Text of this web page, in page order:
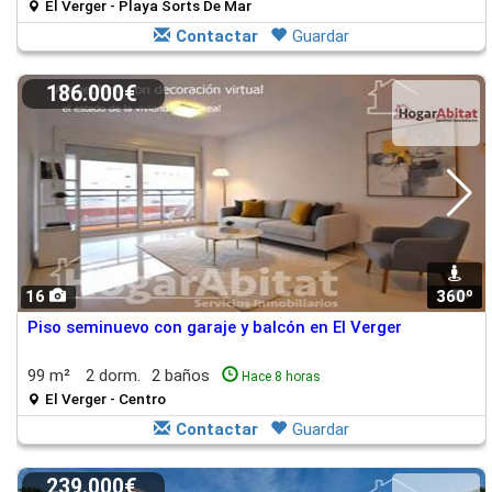
El Verger - Playa Sorts De Mar
Contactar Guardar
16 1
360º
186.000€
Piso seminuevo con garaje y balcón en El Verger
99 m² 2 dorm. 2 baños Hace 8 horas
El Verger - Centro
Contactar Guardar